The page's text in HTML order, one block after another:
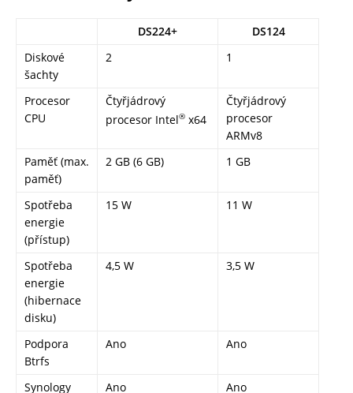
DS224+
DS124
Diskové
šachty
2 1
Procesor
CPU
Čtyřjádrový
procesor Intel® x64
Čtyřjádrový
procesor
ARMv8
Paměť (max.
paměť)
2 GB (6 GB) 1 GB
Spotřeba
energie
(přístup)
15 W 11 W
Spotřeba
energie
(hibernace
disku)
4,5 W 3,5 W
Podpora
Btrfs
Ano Ano
Synology
Ano Ano